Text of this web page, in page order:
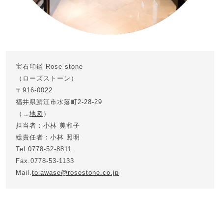
宝石印鑑 Rose stone
（ローズストーン）
〒916-0022
福井県鯖江市水落町2-28-29
（→ 地図 ）
担当者：小林 美和子
総責任者：小林 照明
Tel.0778-52-8811
Fax.0778-53-1133
Mail.toiawase@rosestone.co.jp